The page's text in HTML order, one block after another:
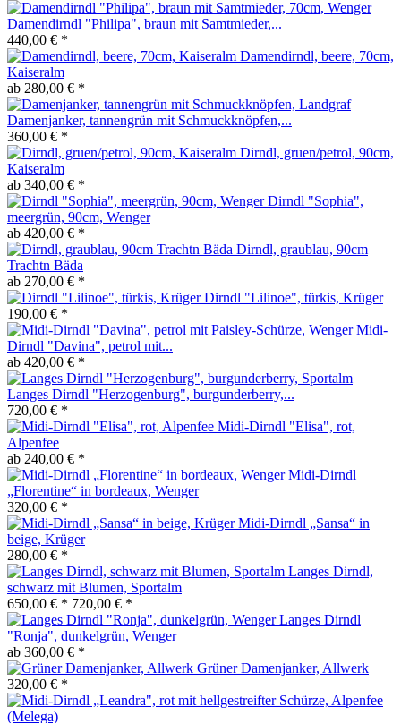
Damendirndl "Philipa", braun mit Samtmieder,...
440,00 € *
Damendirndl, beere, 70cm,
Kaiseralm
ab 280,00 € *
Damenjanker, tannengrün mit Schmuckknöpfen,...
360,00 € *
Dirndl, gruen/petrol, 90cm,
Kaiseralm
ab 340,00 € *
Dirndl "Sophia",
meergrün, 90cm, Wenger
ab 420,00 € *
Dirndl, graublau, 90cm
Trachtn Bäda
ab 270,00 € *
Dirndl "Lilinoe", türkis, Krüger
190,00 € *
Midi-
Dirndl "Davina", petrol mit...
ab 420,00 € *
Langes Dirndl "Herzogenburg", burgunderberry,...
720,00 € *
Midi-Dirndl "Elisa", rot,
Alpenfee
ab 240,00 € *
Midi-Dirndl
„Florentine“ in bordeaux, Wenger
320,00 € *
Midi-Dirndl „Sansa“ in
beige, Krüger
280,00 € *
Langes Dirndl,
schwarz mit Blumen, Sportalm
650,00 € * 720,00 € *
Langes Dirndl
"Ronja", dunkelgrün, Wenger
ab 360,00 € *
Grüner Damenjanker, Allwerk
320,00 € *